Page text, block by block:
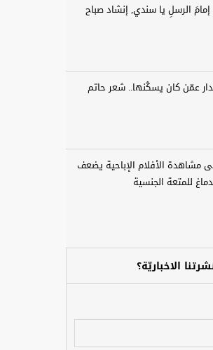
الرسلِ يا سندي, إنشاد صباح
عمّن كان يسكُنها.. شعر حاتم
مشاهدة الأفلام الإباحية يضعف
للمتعة الجنسية
الاخباريّة؟